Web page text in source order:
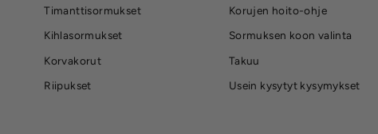
Timanttisormukset
Kihlasormukset
Korvakorut
Riipukset
Korujen hoito-ohje
Sormuksen koon valinta
Takuu
Usein kysytyt kysymykset